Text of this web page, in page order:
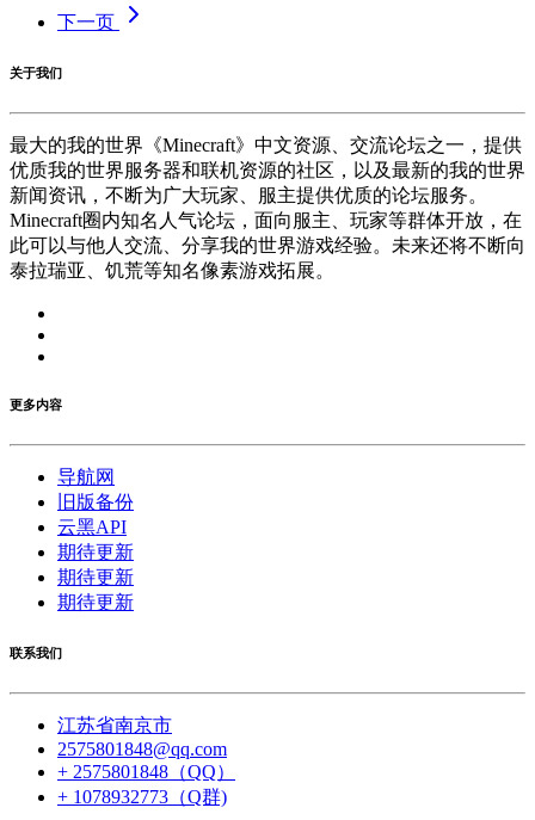
下一页
关于我们
最大的我的世界《Minecraft》中文资源、交流论坛之一，提供
优质我的世界服务器和联机资源的社区，以及最新的我的世界
新闻资讯，不断为广大玩家、服主提供优质的论坛服务。
Minecraft圈内知名人气论坛，面向服主、玩家等群体开放，在
此可以与他人交流、分享我的世界游戏经验。未来还将不断向
泰拉瑞亚、饥荒等知名像素游戏拓展。
更多内容
导航网
旧版备份
云黑API
期待更新
期待更新
期待更新
联系我们
江苏省南京市
2575801848@qq.com
+ 2575801848（QQ）
+ 1078932773（Q群)